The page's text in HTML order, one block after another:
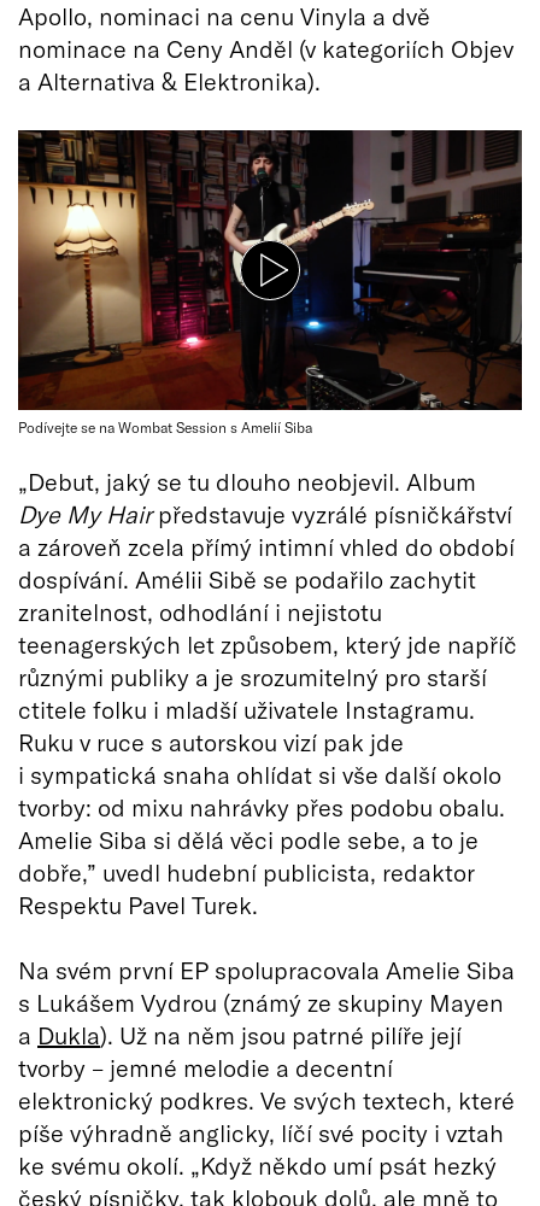
Apollo, nominaci na cenu Vinyla a dvě
nominace na Ceny Anděl (v kategoriích Objev
a Alternativa & Elektronika).
Podívejte se na Wombat Session s Amelií Siba
„Debut, jaký se tu dlouho neobjevil. Album
Dye My Hairpředstavuje vyzrálé písničkářství
a zároveň zcela přímý intimní vhled do období
dospívání. Amélii Sibě se podařilo zachytit
zranitelnost, odhodlání i nejistotu
teenagerských let způsobem, který jde napříč
různými publiky a je srozumitelný pro starší
ctitele folku i mladší uživatele Instagramu.
Ruku v ruce s autorskou vizí pak jde
i sympatická snaha ohlídat si vše další okolo
tvorby: od mixu nahrávky přes podobu obalu.
Amelie Siba si dělá věci podle sebe, a to je
dobře,” uvedl hudební publicista, redaktor
Respektu Pavel Turek.
Na svém první EP spolupracovala Amelie Siba
s Lukášem Vydrou (známý ze skupiny Mayen
a Dukla). Už na něm jsou patrné pilíře její
tvorby – jemné melodie a decentní
elektronický podkres. Ve svých textech, které
píše výhradně anglicky, líčí své pocity i vztah
ke svému okolí. „Když někdo umí psát hezký
český písničky, tak klobouk dolů, ale mně to